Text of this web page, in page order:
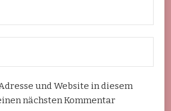
und Website in diesem
nächsten Kommentar